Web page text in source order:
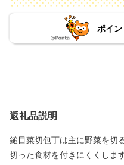
ポイン
返礼品説明
鎚目菜切包丁は主に野菜を切
切った食材を付きにくくします